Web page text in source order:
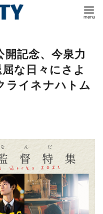
記念、今泉力
な日々にさよ
ライネナハトム